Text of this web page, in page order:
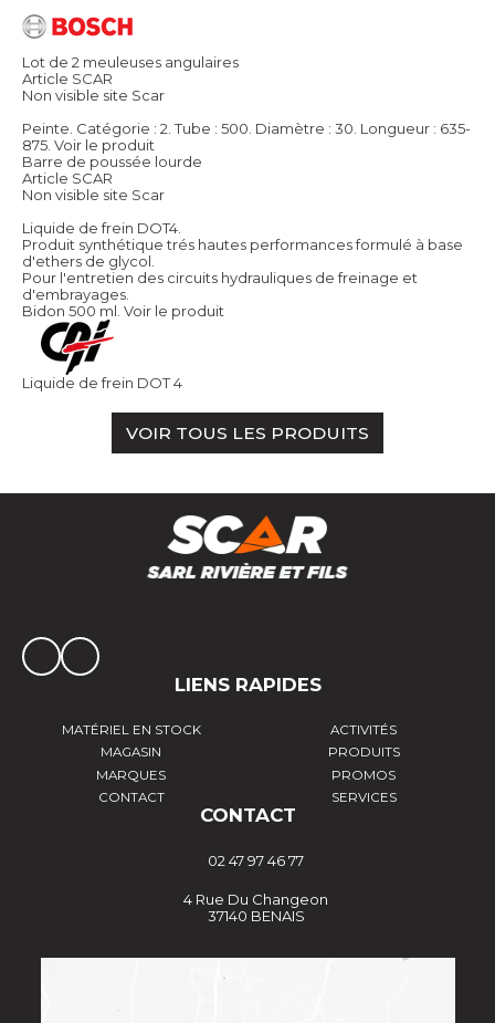
Lot de 2 meuleuses angulaires
Article SCAR
Non visible site Scar
Peinte. Catégorie : 2. Tube : 500. Diamètre : 30. Longueur : 635-
875. Voir le produit
Barre de poussée lourde
Article SCAR
Non visible site Scar
Liquide de frein DOT4.
Produit synthétique trés hautes performances formulé à base
d'ethers de glycol.
Pour l'entretien des circuits hydrauliques de freinage et
d'embrayages.
Bidon 500 ml. Voir le produit
Liquide de frein DOT 4
VOIR TOUS LES PRODUITS
LIENS RAPIDES
MATÉRIEL EN STOCK
ACTIVITÉS
MAGASIN
PRODUITS
MARQUES
PROMOS
CONTACT
SERVICES
CONTACT
02 47 97 46 77
4 Rue Du Changeon
37140 BENAIS